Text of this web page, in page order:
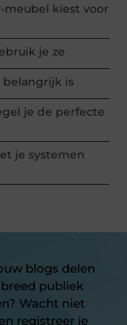
kiest voor
je ze
belangrijk is
je de perfecte
je systemen
blogs delen
publiek
Wacht niet
registreer je